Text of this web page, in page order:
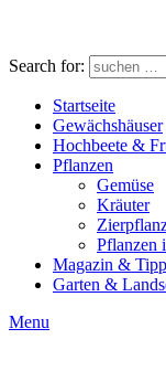
Search for:
Startseite
Gewächshäuser
Hochbeete &
Pflanzen
Gemüse
Kräuter
Pflanzen
Magazin &
Garten &
Menu